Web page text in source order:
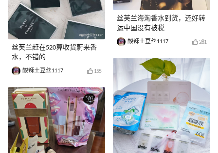
丝芙兰赶在520算收货蔚来香
水，不错的
酸辣土豆丝1117 155
丝芙兰海淘香水到货，还好转
运中国没有被税
酸辣土豆丝1117 281